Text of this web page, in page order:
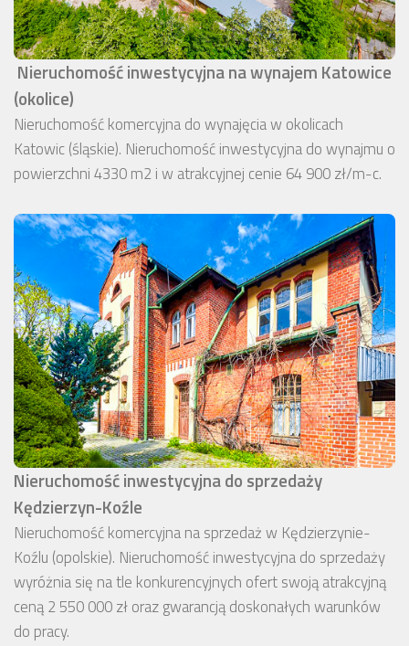
Nieruchomość inwestycyjna na wynajem Katowice
(okolice)
Nieruchomość komercyjna do wynajęcia w okolicach
Katowic (śląskie). Nieruchomość inwestycyjna do wynajmu o
powierzchni 4330 m2 i w atrakcyjnej cenie 64 900 zł/m-c.
Nieruchomość inwestycyjna do sprzedaży
Kędzierzyn-Koźle
Nieruchomość komercyjna na sprzedaż w Kędzierzynie-
Koźlu (opolskie). Nieruchomość inwestycyjna do sprzedaży
wyróżnia się na tle konkurencyjnych ofert swoją atrakcyjną
ceną 2 550 000 zł oraz gwarancją doskonałych warunków
do pracy.